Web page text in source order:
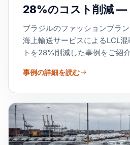
28%のコスト削減 —
ブラジルのファッションブラ
海上輸送サービスによるLCL
トを28%削減した事例をご紹
事例の詳細を読む